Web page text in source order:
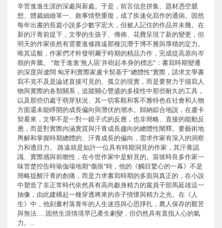
辛苦進進生涯的深處與新處。于是，前言信息拼集、題材憑空臆
想、體裁細緻單一、敘事情勢重復，成了疾速化寫作的通病。固然
每年出書的長篇小說多少數字宏大，但被人記住的作品并未幾。在
新的汗青前提下，文學的生孩子、傳佈、花費呈現了新的變更，但
明天的作家依然有需要進修路遠那種沉潛于博不雅與厚積的定力。
唯其這般，作家們才幹發明屬于時期的精品力作，完成從高原向岑
嶺的奔騰。 “敢于進進‘無人區’并樹起本身的標志”：書寫時期變遷
的深度與遼闊 匈牙利實際家盧卡契基于“總體性”實際，請求文學書
寫不克不及是論述直接可見的、孤立的現實，而是要努力于描寫人
物與實際的各類關系，追蹤關心豐盛的多樣性中那些耐久的工具，
以及那些仍處于萌芽狀況、其一切客觀和客不雅特色在社會和人物
方面還未能睜開的成長偏向與潛伏的潮水。歸納綜合地說，在盧卡
契看來，文學不是一對一鏡子式的反應，也非簡略、直接的能動反
應，而是對實際內涵實質與汗青成長趨向的總體性闡釋。要藝術地
輿解和掌握時期總體的、汗青成長的偏向，需求作家有深入的洞察
力和透目力。 路遠就是如許一位具有時期洞見的作家，其汗青認
識、實際感與前瞻性，在今世作家中是鮮見的。當彼時良多作家一
味苦楚控告時瑜伽場地期“傷痕”時，他的《觸目驚心的一幕》不是
簡略提醒汗青的創痛，而是力求書寫時期的多面與真正的，在小說
中塑造了非正常時代依然具有高尚獻身精力的黨員干部馬延雄這一
抽像，由此建構起一種穿透將來的赤子情懷與精力之光。在《人
生》中，他刻畫村落青年的人生迷惑與心思掙扎，農人保存的艱苦
與無法……固然生涯情境早已產生劇變，但仍然具有直指人心的氣
力。…